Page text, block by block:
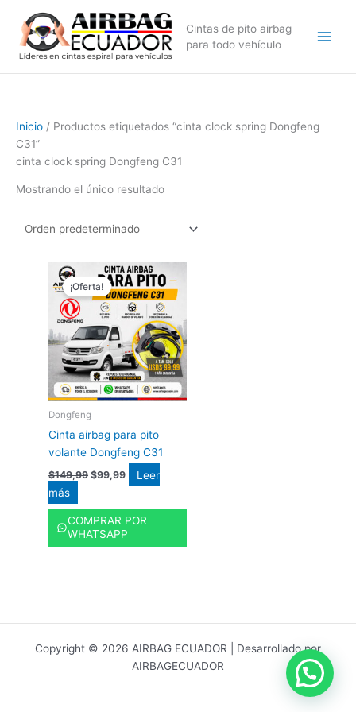
contenido
Cintas de pito airbag
para todo vehículo
Inicio / Productos etiquetados “cinta clock spring Dongfeng
C31”
cinta clock spring Dongfeng C31
Mostrando el único resultado
¡Oferta!
Dongfeng
Cinta airbag para pito
volante Dongfeng C31
$149,99
precio
original
era:
$149,99.
$99,99
El
precio
actual
es:
$99,99.
Leer
más
COMPRAR POR
WHATSAPP
Copyright © 2026 AIRBAG ECUADOR | Desarrollado por
AIRBAGECUADOR